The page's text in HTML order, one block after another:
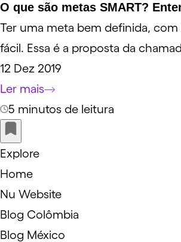
O que são metas SMART?
Ter uma meta bem definida,
fácil. Essa é a proposta da
12 Dez 2019
Ler mais
5 minutos de leitura
Explore
Home
Nu Website
Blog Colômbia
Blog México